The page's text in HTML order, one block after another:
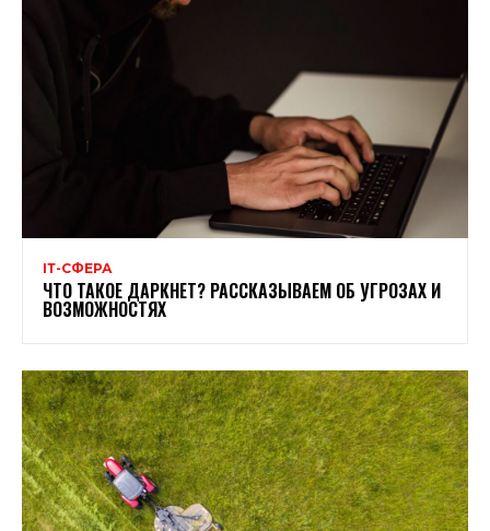
ІТ-СФЕРА
ЧТО ТАКОЕ ДАРКНЕТ? РАССКАЗЫВАЕМ ОБ УГРОЗАХ И
ВОЗМОЖНОСТЯХ